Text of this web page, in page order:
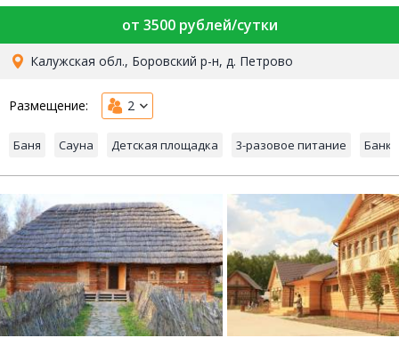
от 3500 рублей/сутки
Калужская обл., Боровский р-н, д. Петрово
Размещение: 2
Баня Сауна Детская площадка 3-разовое питание